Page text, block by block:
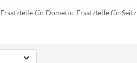
Ersatzteile für Dometic, Ersatzteile für Seitz